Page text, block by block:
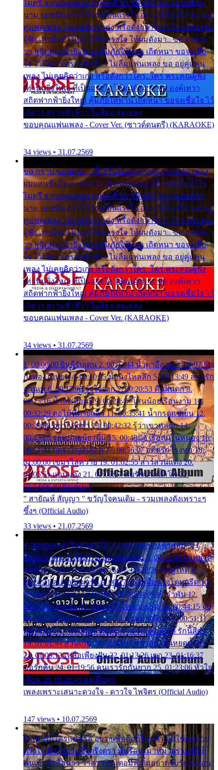
ไมตรี จากแฟนเพลง ทุกทุกที่ ปราณีหลั่งไหล ผมขอฝาก
นาม ยอดรักเอาไว้ โปรดเป็นแรงใจ อย่างนี้เรื่อยไป ขอ อยู่
คู่แฟนเพลง ไม่เคยคิดว่าเก่ง หรือดังกว่าใคร..ใคร พระคุณ
ผู้ฟัง เท่านั้นยิ่งใหญ่ ที่เป็นแรงใจ ให้ผมดังมา.. ขอ องค์เท
วา สถิตฟากฟ้ายิ่งใหญ่ คุ้มภัยให้ท่าน เถิดหนา ขอจงเชื่อ
ใจ ไว้เถิดว่า ตราบชั่วชีวา ไม่ลืมแฟนเพลง ขอ อยู่คู่แฟน
เพลง ไม่เคยคิดว่าเก่ง หรือดังกว่าใคร..ใคร พระคุณผู้ฟัง
เท่านั้นยิ่งใหญ่ ที่เป็นแรงใจ ให้ผมดังมา.. ขอ องค์เทวา
สถิตฟากฟ้ายิ่งใหญ่ คุ้มภัยให้ท่าน เถิดหนา ขอจงเชื่อใจ ไว้
เถิดว่า ตราบชั่วชีวา ไม่ลืมแฟนเพลง
ขอบคุณแฟนเพลง - Cover Ver. (ซาวด์ดนตรี) (KARAOKE)
34 views • 31.07.2569
ขอ กราบ ขอบคุณ.... ที่ได้รับไออุ่น การุณ จากแฟน เพลง
ผมแสนชื่นใจ หายวังเวง เมื่อแฟนเพลง ให้กำลังใจ น้ำใจ
ไมตรี จากแฟนเพลง ทุกทุกที่ ปราณีหลั่งไหล ผมขอฝาก
นาม ยอดรักเอาไว้ โปรดเป็นแรงใจ อย่างนี้เรื่อยไป ขอ อยู่
คู่แฟนเพลง ไม่เคยคิดว่าเก่ง หรือดังกว่าใคร..ใคร พระคุณ
ผู้ฟัง เท่านั้นยิ่งใหญ่ ที่เป็นแรงใจ ให้ผมดังมา.. ขอ องค์เท
วา สถิตฟากฟ้ายิ่งใหญ่ คุ้มภัยให้ท่าน เถิดหนา ขอจงเชื่อ
ใจ ไว้เถิดว่า ตราบชั่วชีวา ไม่ลืมแฟนเพลง ขอ อยู่คู่แฟน
เพลง ไม่เคยคิดว่าเก่ง หรือดังกว่าใคร..ใคร พระคุณผู้ฟัง
เท่านั้นยิ่งใหญ่ ที่เป็นแรงใจ ให้ผมดังมา.. ขอ องค์เทวา
สถิตฟากฟ้ายิ่งใหญ่ คุ้มภัยให้ท่าน เถิดหนา ขอจงเชื่อใจ ไว้
เถิดว่า ตราบชั่วชีวา ไม่ลืมแฟนเพลง
ขอบคุณแฟนเพลง - Cover Ver. (KARAOKE)
34 views • 31.07.2569
1. 00:00:00 ยินดีรับเดน 2. 00:03:44 น้ำตาอีสาน 3. 00:07:51
กิ่งทองใบหยก 4. 00:10:35 น้ำนิ่งไหลลึก 5. 00:13:49 ลานรัก
ลานเท 6. 00:17:06 จำใจจาก 7. 00:20:53 คืนฝนตก 8.
00:25:16 น้ำลงเดือนยี่ 9. 00:28:47 โสนน้อยเรือนงาม 10.
00:32:29 ตอไม้ที่ตายแล้ว 11. 00:35:41 น้ำกรดแช่เย็น 12.
00:39:08 อยากฟังซ้ำ 13. 00:42:32 รู้ว่าเขาหลอก 14.
00:45:25 รอหน่อยน้องติ๋ม 15. 00:48:56 เรือล่มในหนอง 16.
00:51:43 บัตรเชิญสีเลือด 17. 00:56:07 อดีตรักโรงทอ 18.
01:00:00 เขมรไล่ควาย 19. 01:02:55 สาวสวนแตง 20.
01:05:51 แอบมอง 21. 01:09:27 พบรักปากน้ำโพ 22.
01:13:06 สายัณห์เมา
" สายัณห์ สัญญา " ขวัญใจคนเดิม - รวมเพลงดังเพราะๆ
ซึ้งๆ (Official Audio)
33 views • 21.07.2569
1. 00:00:00 ทำไมทำฉันได้ 2. 00:03:20 นางฟ้าสลัม 3.
00:06:50 คน 4. 00:10:36 บุญเหลือเกิน 5. 00:13:58 ฝนหยาด
สุดท้าย 6. 00:17:30 ยาใจยาจก 7. 00:20:30 คิดดูให้ดี 8.
00:24:21 ลบรอยแผลรัก 9. 00:27:35 เหมือนใจโดนกรีด 10.
00:30:54 ขบวนการเปาเปียว 11. 00:34:05 คำรำพัน 12.
00:37:20 ปาหนัน 13. 00:40:37 ใจเจ้ากรรม 14. 00:44:15 จูบ
ฉันแล้วจงตายเสีย 15. 00:47:24 ขอสูมาเต๊อะ 16. 00:51:11
คนใจมาร 17. 00:54:50 คืนทรมาน 18. 00:58:25 รักนี้สีดำ
19. 01:01:44 ส่วนเกิน 20. 01:05:42 หยาดน้ำฝนหยดน้ำตา
21. 01:09:13 เหลือเพียงฝัน 22. 01:13:26 เขา 23. 01:16:37
ขอรักคืน 24. 01:19:56 คนเรารักกันยาก 25. 01:23:06 หัวใจ
เถื่อน 26. 01:26:45 อยู่เพื่อลูก
เพลงเพราะเสนาะดวงใจ - ดาวใจ ไพจิตร (Official Audio)
147 views • 10.07.2569
ไม่เคยรักใครแน่หรือ อยากเชื่อถือก็ไม่กล้า ติ๋มใช่คนสวย
ตรึงใจ ติ๋มใช่งามซึ้งตรึงตรา พี่หรือจะมาหมายร่วมชีวี ก็
คนเขาลืออื้อฉาว ว่าสาวๆรุมตอมพี่ ติ๋มอยากรับรักเหมือน